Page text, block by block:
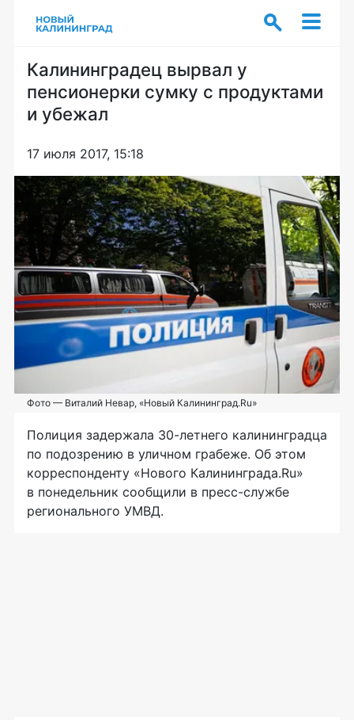
Калининградец вырвал у
пенсионерки сумку с продуктами
и убежал
17 июля 2017, 15:18
Фото — Виталий Невар, «Новый Калининград.Ru»
Полиция задержала 30-летнего калининградца
по подозрению в уличном грабеже. Об этом
корреспонденту «Нового Калининграда.Ru»
в понедельник сообщили в пресс-службе
регионального УМВД.